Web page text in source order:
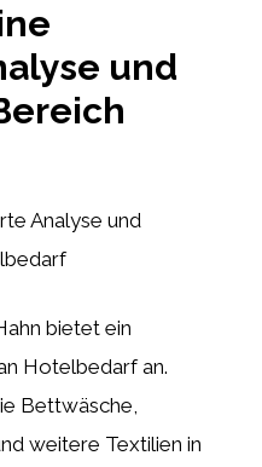
und
Analyse und
bietet ein
Hotelbedarf an.
Bettwäsche,
weitere Textilien in